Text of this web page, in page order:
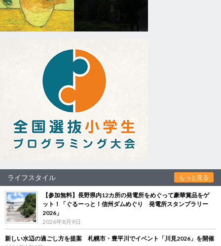
ライフスタイル もっと見る
【参加無料】長野県内12カ所の発電所をめぐって豪華賞品をゲ
ット！「ぐるーっと！信州ダムめぐり 発電所スタンプラリー
2026」
2026年8月9日
新しい水辺の過ごし方を提案 札幌市・豊平川でイベント「川見2026」を開催